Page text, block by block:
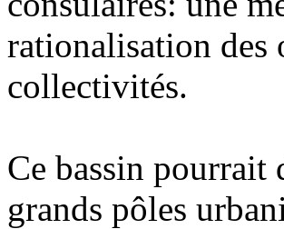
rationalisation des
collectivités.
Ce bassin pourrait
grands pôles